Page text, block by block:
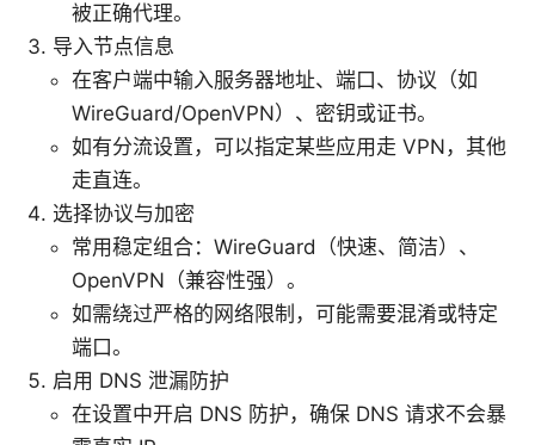
被正确代理。
导入节点信息
在客户端中输入服务器地址、端口、协议（如
WireGuard/OpenVPN）、密钥或证书。
如有分流设置，可以指定某些应用走 VPN，其他
走直连。
选择协议与加密
常用稳定组合：WireGuard（快速、简洁）、
OpenVPN（兼容性强）。
如需绕过严格的网络限制，可能需要混淆或特定
端口。
启用 DNS 泄漏防护
在设置中开启 DNS 防护，确保 DNS 请求不会暴